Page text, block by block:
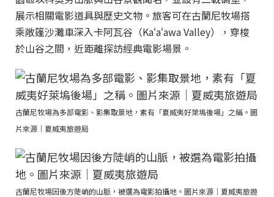
展示相關電影道具與歷史文物。旅客可在古蘭尼牧場搭
乘敞篷沙灘車深入卡阿瓦谷（Kaʻaʻawa Valley），穿梭
於山谷之間，近距離探訪經典電影場景。
古蘭尼牧場為多部電影、影集取景地，素有「夏威夷好萊塢後場」之稱。圖
片來源｜夏威夷旅遊局
古蘭尼牧場因後方陡峭的山脈，被選為電影拍攝地。圖片來源｜夏威夷旅遊